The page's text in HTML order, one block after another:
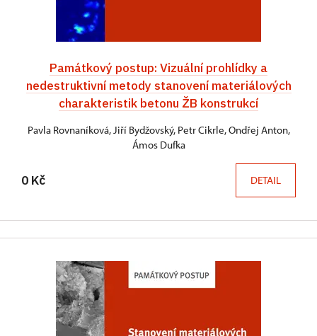
Památkový postup: Vizuální prohlídky a
nedestruktivní metody stanovení materiálových
charakteristik betonu ŽB konstrukcí
Pavla Rovnaníková, Jiří Bydžovský, Petr Cikrle, Ondřej Anton,
Ámos Dufka
0 Kč DETAIL